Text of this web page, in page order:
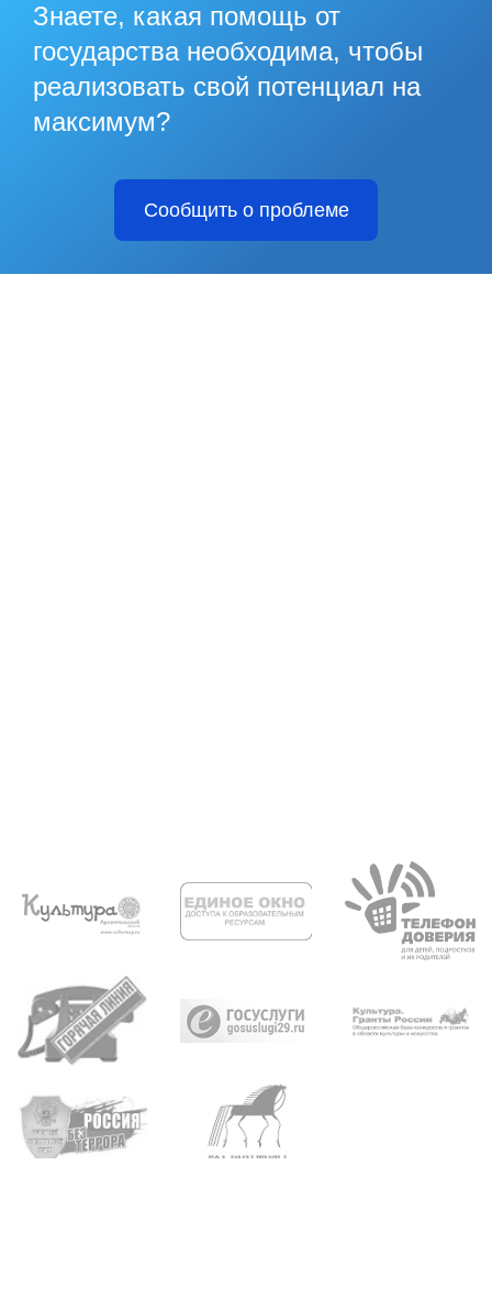
Знаете, какая помощь от
государства необходима, чтобы
реализовать свой потенциал на
максимум?
Сообщить о проблеме